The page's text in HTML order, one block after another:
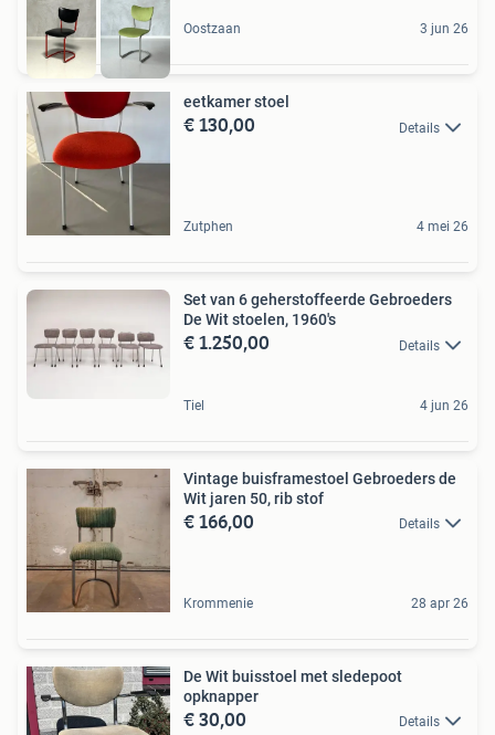
Oostzaan 3 jun 26
eetkamer stoel
€ 130,00 Details
Zutphen 4 mei 26
Set van 6 geherstoffeerde Gebroeders
De Wit stoelen, 1960's
€ 1.250,00 Details
Tiel 4 jun 26
Vintage buisframestoel Gebroeders de
Wit jaren 50, rib stof
€ 166,00 Details
Krommenie 28 apr 26
De Wit buisstoel met sledepoot
opknapper
€ 30,00 Details